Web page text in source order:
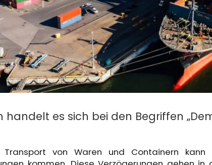
handelt es sich bei den Begriffen
von Waren und Containern